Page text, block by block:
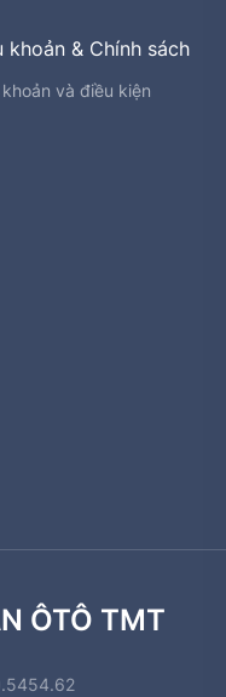
khoản & Chính sách
và điều kiện
ÔTÔ TMT